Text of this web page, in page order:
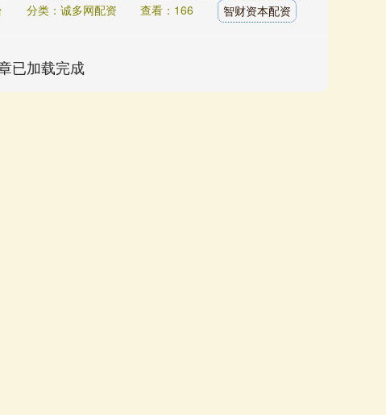
分类：诚多网配资 查看：166 智财资本配资
已加载完成